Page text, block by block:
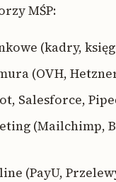
MŚP:
(kadry,
(OVH,
Salesforce,
(Mailchimp,
(PayU,